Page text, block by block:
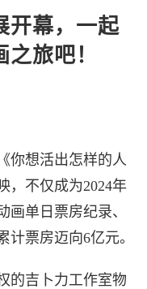
开幕，一起
旅吧！
你想活出怎样的人
，不仅成为2024年
单日票房纪录、
票房迈向6亿元。
的吉卜力工作室物